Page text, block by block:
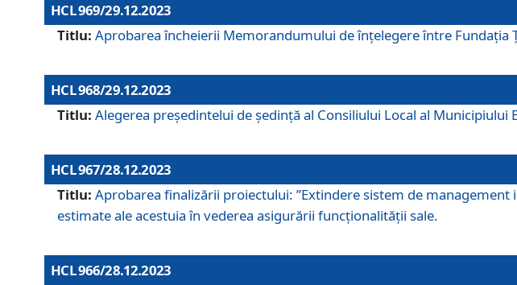
HCL 969/29.12.2023
Titlu: Aprobarea încheierii Memorandumului de înțelegere între Fundația
HCL 968/29.12.2023
Titlu: Alegerea preşedintelui de şedinţă al Consiliului Local al
HCL 967/28.12.2023
Titlu: Aprobarea finalizării proiectului: ”Extindere sistem de
estimate ale acestuia în vederea asigurării funcționalității sale.
HCL 966/28.12.2023